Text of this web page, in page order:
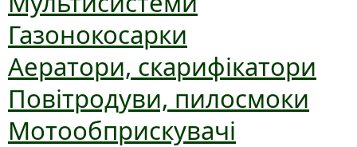
Газонокосарки
Аератори, скарифікатори
Повітродуви, пилосмоки
Мотообприскувачі